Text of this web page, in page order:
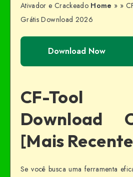
Ativador e Crackeado Home » »
Grátis Download 2026
Download Now
CF-Tool
Download
[Mais
Se você busca uma ferramenta